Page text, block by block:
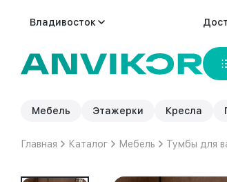
Владивосток
Мебель Этажерки Кресла
Главная Каталог Мебель Тумбы для